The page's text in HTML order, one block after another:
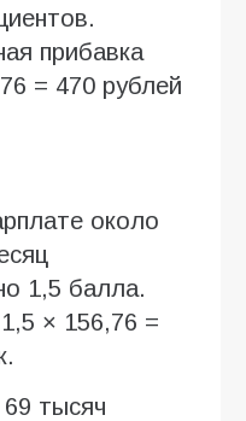
прибавка
= 470 рублей
около
1,5 балла.
× 156,76 =
тысяч